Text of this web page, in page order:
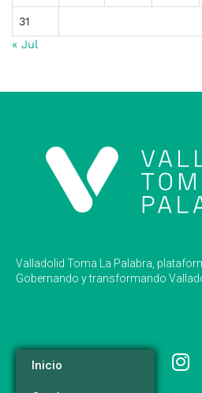
31
« Jul
Valladolid Toma La Palabra,
Gobernando y transformando
Inicio